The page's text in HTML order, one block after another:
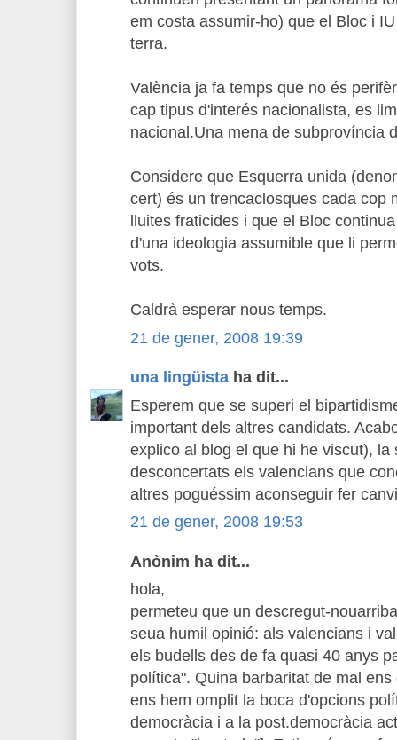
em costa assumir-ho) que el Bloc i
terra.
València ja fa temps que no és
cap tipus d'interés nacionalista, es
nacional.Una mena de subprovíncia
Considere que Esquerra unida
cert) és un trencaclosques cada cop
lluites fraticides i que el Bloc
d'una ideologia assumible que li
vots.
Caldrà esperar nous temps.
21 de gener, 2008 19:39
una lingüista ha dit...
Esperem que se superi el
important dels altres candidats.
explico al blog el que hi he viscut),
desconcertats els valencians que
altres poguéssim aconseguir fer
21 de gener, 2008 19:53
Anònim ha dit...
hola,
permeteu que un descregut-
seua humil opinió: als valencians i
els budells des de fa quasi 40 anys
política". Quina barbaritat de mal
ens hem omplit la boca d'opcions
democràcia i a la post.democràcia